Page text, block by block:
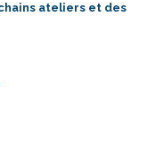
ateliers et des